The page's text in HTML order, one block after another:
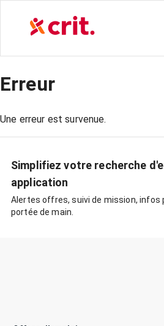
Erreur
Une erreur est survenue.
Simplifiez votre recherche
application
Alertes offres, suivi de mission, infos
portée de main.